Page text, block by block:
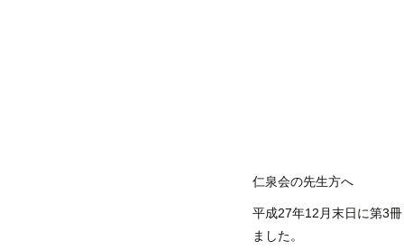
仁泉会の先生方へ
平成27年12月末日に第3
ました。